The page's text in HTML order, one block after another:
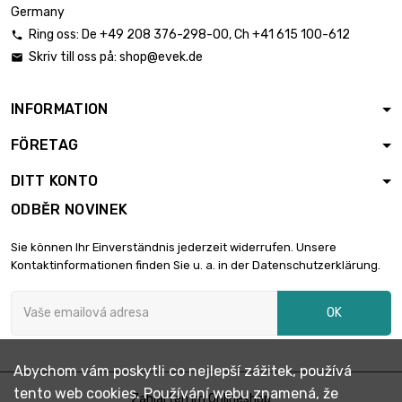
délka : 50 Meter
délka : 100 Meter
průměr : 2mm
2 621,95 €
délka : 25 Meter
délka : 50 Meter
Germany
 Ring oss: De +49 208 376-298-00, Ch +41 615 100-612
 Skriv till oss på: shop@evek.de
INFORMATION
FÖRETAG
DITT KONTO
ODBĚR NOVINEK
Sie können Ihr Einverständnis jederzeit widerrufen. Unsere
Kontaktinformationen finden Sie u. a. in der Datenschutzerklärung.
OK
Zahlarten im Onlineshop
Abychom vám poskytli co nejlepší zážitek, používá
tento web cookies. Používání webu znamená, že